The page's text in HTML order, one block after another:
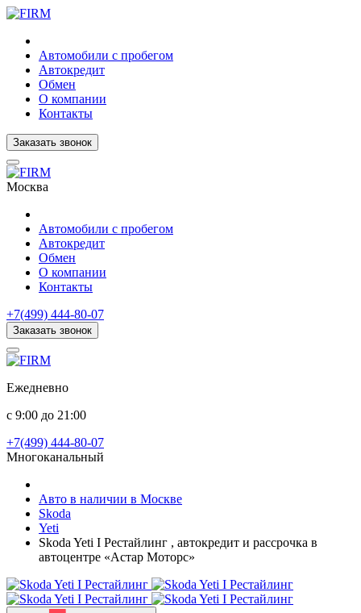
Автомобили с пробегом
Автокредит
Обмен
О компании
Контакты
Заказать звонок
Москва
Автомобили с пробегом
Автокредит
Обмен
О компании
Контакты
+7(499) 444-80-07
Заказать звонок
Ежедневно
с 9:00 до 21:00
+7(499) 444-80-07
Многоканальный
Авто в наличии в Москве
Skoda
Yeti
Skoda Yeti I Рестайлинг , автокредит и рассрочка в
автоцентре «Астар Моторс»